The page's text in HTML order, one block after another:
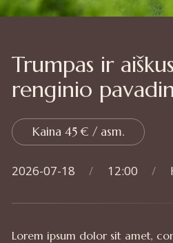
Trumpas ir aiškus
renginio
Kaina 45 € / asm.
2026-07-18 / 12:00 /
Lorem ipsum dolor sit amet,